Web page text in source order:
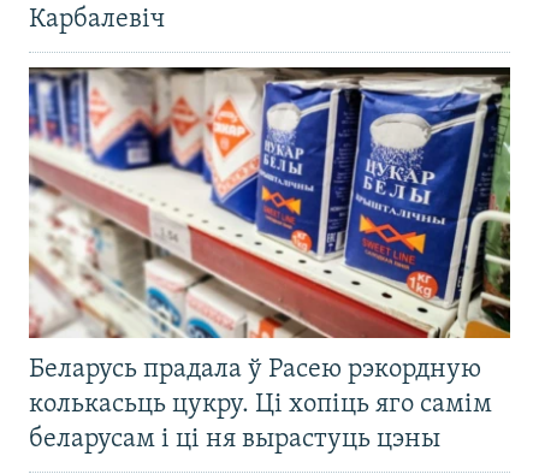
Карбалевіч
Беларусь прадала ў Расею рэкордную
колькасьць цукру. Ці хопіць яго самім
беларусам і ці ня вырастуць цэны